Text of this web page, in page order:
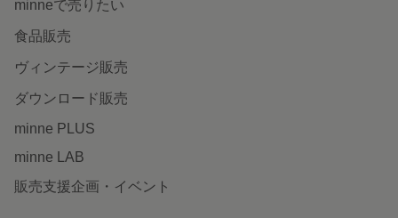
minneで売りたい
食品販売
ヴィンテージ販売
ダウンロード販売
minne PLUS
minne LAB
販売支援企画・イベント